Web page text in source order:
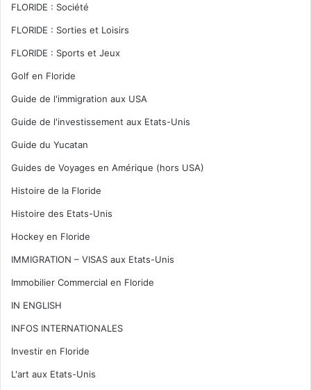
FLORIDE : Société
FLORIDE : Sorties et Loisirs
FLORIDE : Sports et Jeux
Golf en Floride
Guide de l'immigration aux USA
Guide de l'investissement aux Etats-Unis
Guide du Yucatan
Guides de Voyages en Amérique (hors USA)
Histoire de la Floride
Histoire des Etats-Unis
Hockey en Floride
IMMIGRATION – VISAS aux Etats-Unis
Immobilier Commercial en Floride
IN ENGLISH
INFOS INTERNATIONALES
Investir en Floride
L'art aux Etats-Unis